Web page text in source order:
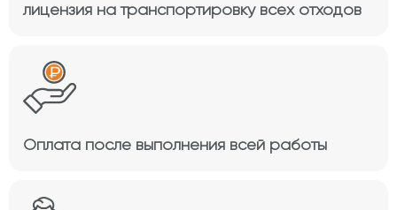
лицензия на транспортировку всех отходов
Оплата после выполнения всей работы